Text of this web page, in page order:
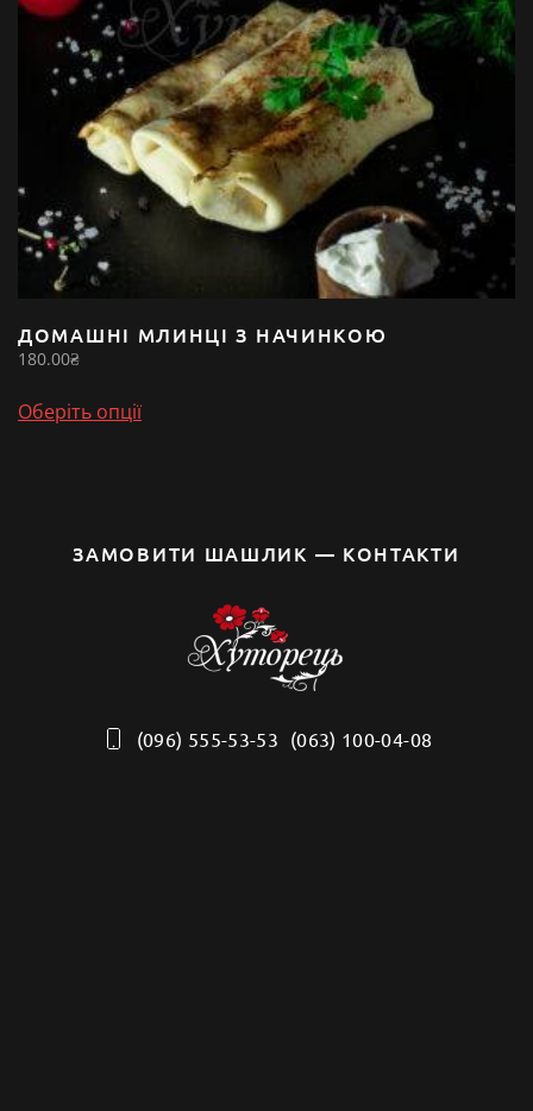
ДОМАШНІ МЛИНЦІ З НАЧИНКОЮ
180.00₴
Оберіть опціїтовар
Параметри
вибрати
ЗАМОВИТИ ШАШЛИК — КОНТАКТИ
(096) 555-53-53 (063) 100-04-08